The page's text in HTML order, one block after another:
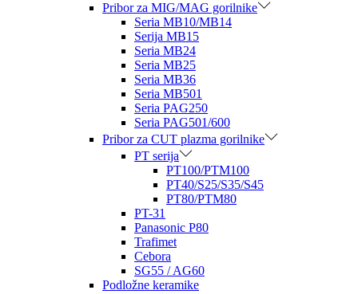
Pribor za MIG/MAG gorilnike
Seria MB10/MB14
Serija MB15
Seria MB24
Seria MB25
Seria MB36
Seria MB501
Seria PAG250
Seria PAG501/600
Pribor za CUT plazma gorilnike
PT serija
PT100/PTM100
PT40/S25/S35/S45
PT80/PTM80
PT-31
Panasonic P80
Trafimet
Cebora
SG55 / AG60
Podložne keramike